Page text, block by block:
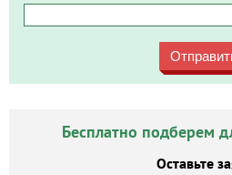
Бесплатно подберем
Оставьте